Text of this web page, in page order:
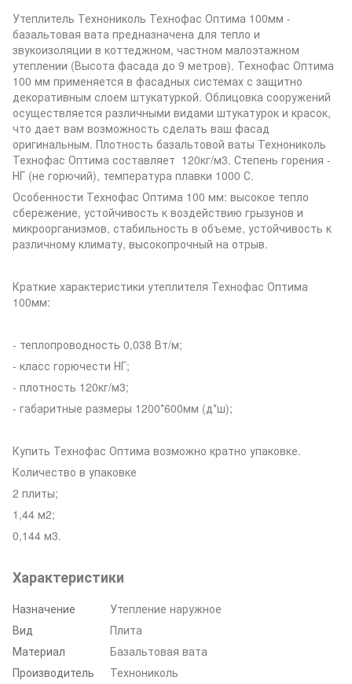
Утеплитель Технониколь Технофас Оптима 100мм -
базальтовая вата предназначена для тепло и
звукоизоляции в коттеджном, частном малоэтажном
утеплении (Высота фасада до 9 метров). Технофас Оптима
100 мм применяется в фасадных системах с защитно
декоративным слоем штукатуркой. Облицовка сооружений
осуществляется различными видами штукатурок и красок,
что дает вам возможность сделать ваш фасад
оригинальным. Плотность базальтовой ваты Технониколь
Технофас Оптима составляет 120кг/м3. Степень горения -
НГ (не горючий), температура плавки 1000 С.
Особенности Технофас Оптима 100 мм: высокое тепло
сбережение, устойчивость к воздействию грызунов и
микроорганизмов, стабильность в объеме, устойчивость к
различному климату, высокопрочный на отрыв.
Краткие характеристики утеплителя Технофас Оптима
100мм:
- теплопроводность 0,038 Вт/м;
- класс горючести НГ;
- плотность 120кг/м3;
- габаритные размеры 1200*600мм (д*ш);
Купить Технофас Оптима возможно кратно упаковке.
Количество в упаковке
2 плиты;
1,44 м2;
0,144 м3.
Характеристики
Назначение
Утепление наружное
Вид
Плита
Материал
Базальтовая вата
Производитель
Технониколь